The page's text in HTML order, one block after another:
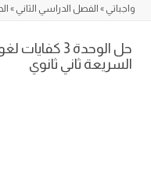
واجباتي » الفصل الدراسي الثاني »
السريعة ثاني ثانوي